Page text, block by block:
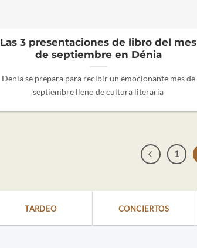
Las 3 presentaciones de libro del mes
de septiembre en Dénia
Denia se prepara para recibir un emocionante mes de
septiembre lleno de cultura literaria
1
TARDEO CONCIERTOS